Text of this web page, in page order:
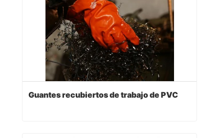
Guantes recubiertos de trabajo de PVC